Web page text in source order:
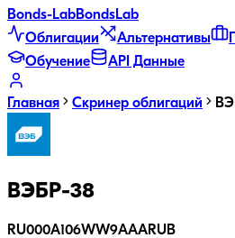
Bonds-LabBondsLab
Облигации
Альтернативы
Обучение
API Данные
Главная Скринер облигаций
ВЭБP-38
RU000A106WW9AAARUB